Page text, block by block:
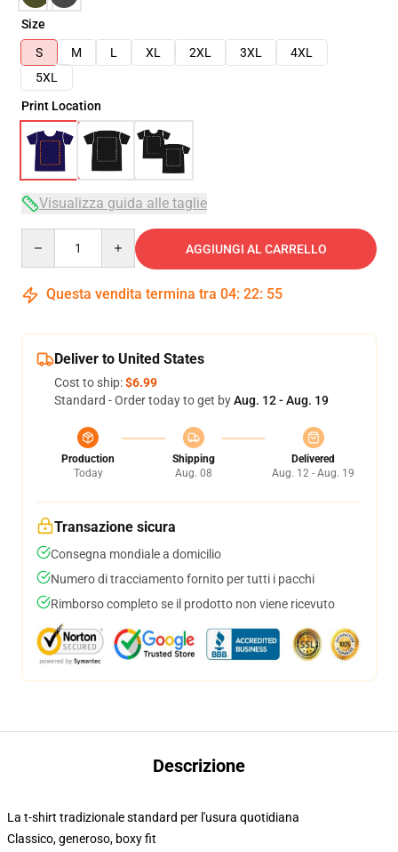
Size
S
M L XL 2XL 3XL
4XL
5XL
Print Location
Visualizza guida alle taglie
AGGIUNGI AL CARRELLO
Questa vendita termina tra 04: 22: 54
Deliver to United States
Cost to ship:$6.99
Standard - Order today to get byAug. 12 - Aug. 19
Production
Today
Shipping
Aug. 08
Delivered
Aug. 12 - Aug. 19
Transazione sicura
Consegna mondiale a domicilio
Numero di tracciamento fornito per tutti i pacchi
Rimborso completo se il prodotto non viene ricevuto
Descrizione
La t-shirt tradizionale standard per l'usura quotidiana
Classico, generoso, boxy fit